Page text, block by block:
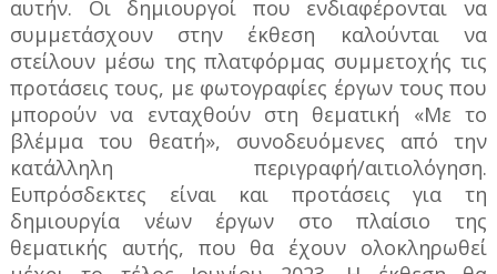
αυτήν. Οι δημιουργοί που ενδιαφέρονται να
συμμετάσχουν στην έκθεση καλούνται να
στείλουν μέσω της πλατφόρμας συμμετοχής τις
προτάσεις τους, με φωτογραφίες έργων τους που
μπορούν να ενταχθούν στη θεματική «Με το
βλέμμα του θεατή», συνοδευόμενες από την
κατάλληλη περιγραφή/αιτιολόγηση.
Ευπρόσδεκτες είναι και προτάσεις για τη
δημιουργία νέων έργων στο πλαίσιο της
θεματικής αυτής, που θα έχουν ολοκληρωθεί